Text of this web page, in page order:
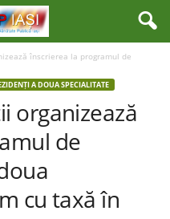
înscrierea la programul de
A DOUA SPECIALITATE
organizează
de
cu taxă în